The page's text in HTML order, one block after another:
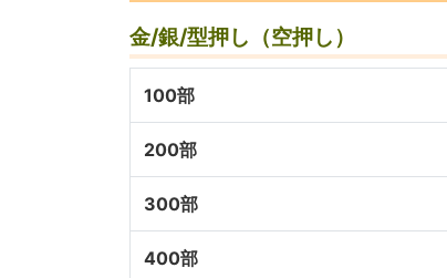
金/銀/型押し（空押し）
100部
200部
300部
400部